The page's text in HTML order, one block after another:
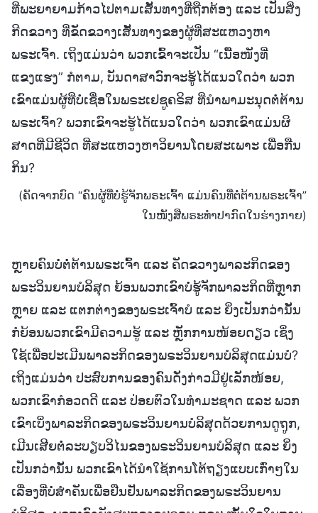
ທີ່ພະຍາຍາມກ້າວໄປຕາມເສັ້ນທາງທີ່ຖືກຕ້ອງ ແລະ ເປັນສິ່ງ
ກີດຂວາງ ທີ່ຂັດຂວາງເສັ້ນທາງຂອງຜູ້ທີ່ສະແຫວງຫາ
ພຣະເຈົ້າ. ເຖິງແມ່ນວ່າ ພວກເຂົ້າຈະເປັນ “ເນື້ອໜັງທີ່
ແຂງແຮງ” ກໍຕາມ, ບັນດາສາວົກຈະຮູ້ໄດ້ແນວໃດວ່າ ພວກ
ເຂົາແມ່ນຜູ້ທີ່ບໍ່ເຊື່ອໃນພຣະເຢຊູຄຣິສ ທີ່ນຳພາມະນຸດຕໍ່ຕ້ານ
ພຣະເຈົ້າ? ພວກເຂົາຈະຮູ້ໄດ້ແນວໃດວ່າ ພວກເຂົາແມ່ນຜິ
ສາດທີ່ມີຊີວິດ ທີ່ສະແຫວງຫາວິຍານໂດຍສະເພາະ ເພື່ອກືນ
ກິນ?
(ຄັດຈາກບົດ “ຄົນຜູ້ທີ່ບໍ່ຮູ້ຈັກພຣະເຈົ້າ ແມ່ນຄົນທີ່ຕໍ່ຕ້ານພຣະເຈົ້າ”
ໃນໜັງສືພຣະທໍາປາກົດໃນຮ່າງກາຍ)
ຫຼາຍຄົນບໍ່ຕໍ່ຕ້ານພຣະເຈົ້າ ແລະ ຄັດຂວາງພາລະກິດຂອງ
ພຣະວິນຍານບໍລິສຸດ ຍ້ອນພວກເຂົາບໍ່ຮູ້ຈັກພາລະກິດທີ່ຫຼາກ
ຫຼາຍ ແລະ ແຕກຕ່າງຂອງພຣະເຈົ້າບໍ ແລະ ຍິ່ງເປັນກວ່ານັ້ນ
ກໍຍ້ອນພວກເຂົາມີຄວາມຮູ້ ແລະ ຫຼັກການໜ້ອຍດຽວ ເຊິ່ງ
ໃຊ້ເພື່ອປະເມີນພາລະກິດຂອງພຣະວິນຍານບໍລິສຸດແມ່ນບໍ?
ເຖິງແມ່ນວ່າ ປະສົບການຂອງຄົນດັ່ງກ່າວມີຢູ່ເລັກໜ້ອຍ,
ພວກເຂົາກໍອວດດີ ແລະ ປ່ອຍຕົວໃນທຳມະຊາດ ແລະ ພວກ
ເຂົາເບິ່ງພາລະກິດຂອງພຣະວິນຍານບໍລິສຸດດ້ວຍການດູຖູກ,
ເມີນເສີຍຕໍ່ລະບຽບວິໄນຂອງພຣະວິນຍານບໍລິສຸດ ແລະ ຍິ່ງ
ເປັນກວ່ານັ້ນ ພວກເຂົາໄດ້ນໍາໃຊ້ການໂຕ້ຖຽງແບບເກົ່າໆໃນ
ເລື່ອງທີ່ບໍ່ສຳຄັນເພື່ອຢືນຢັນພາລະກິດຂອງພຣະວິນຍານ